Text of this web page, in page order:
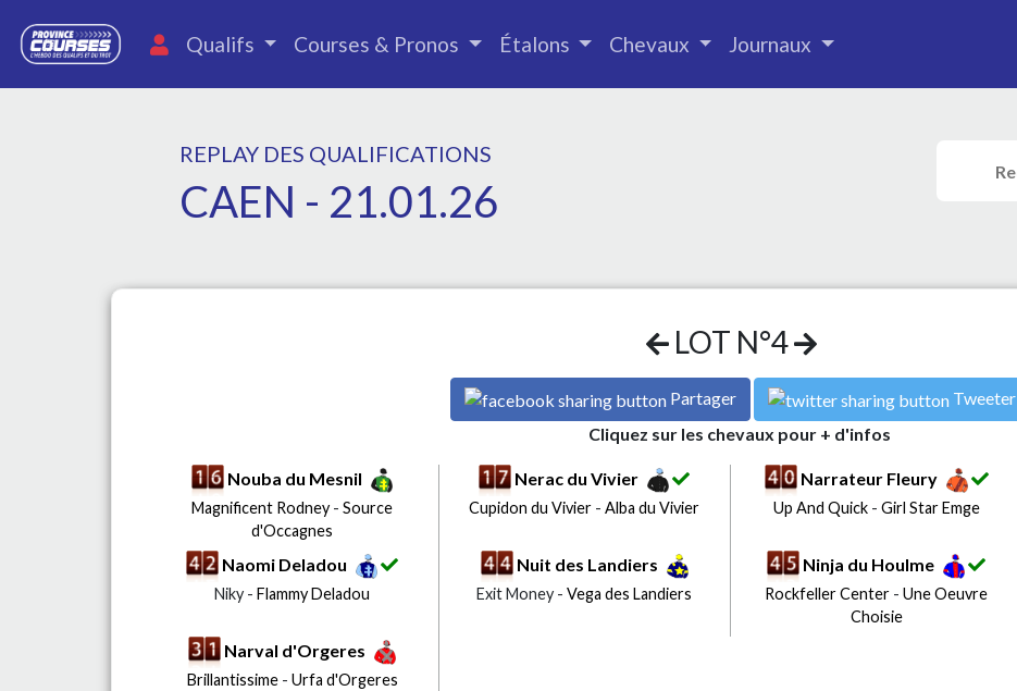
Qualifs Courses & Pronos Étalons Chevaux Journaux
REPLAY DES QUALIFICATIONS
CAEN - 21.01.26
LOT N°4
Partager
Tweeter
Cliquez sur les chevaux pour + d'infos
Nouba du Mesnil
Magnificent Rodney -Source
d'Occagnes
Nerac du Vivier
Cupidon du Vivier -Alba du Vivier
Narrateur Fleury
Up And Quick- Girl Star Emge
Naomi Deladou
Niky -Flammy Deladou
Nuit des Landiers
Exit Money -Vega des Landiers
Ninja du Houlme
Rockfeller Center -Une Oeuvre
Choisie
Narval d'Orgeres
Brillantissime- Urfa d'Orgeres